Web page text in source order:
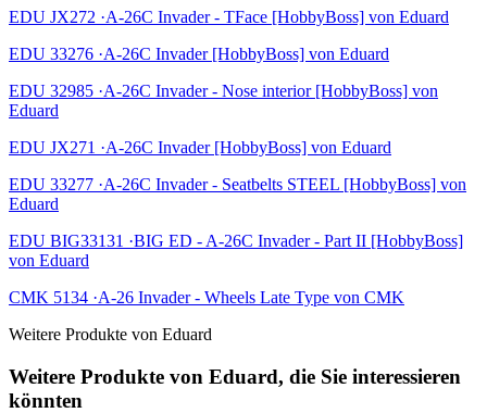
EDU JX272 ·A-26C Invader - TFace [HobbyBoss] von Eduard
EDU 33276 ·A-26C Invader [HobbyBoss] von Eduard
EDU 32985 ·A-26C Invader - Nose interior [HobbyBoss] von
Eduard
EDU JX271 ·A-26C Invader [HobbyBoss] von Eduard
EDU 33277 ·A-26C Invader - Seatbelts STEEL [HobbyBoss] von
Eduard
EDU BIG33131 ·BIG ED - A-26C Invader - Part II [HobbyBoss]
von Eduard
CMK 5134 ·A-26 Invader - Wheels Late Type von CMK
Weitere Produkte von Eduard
Weitere Produkte von Eduard, die Sie interessieren
könnten